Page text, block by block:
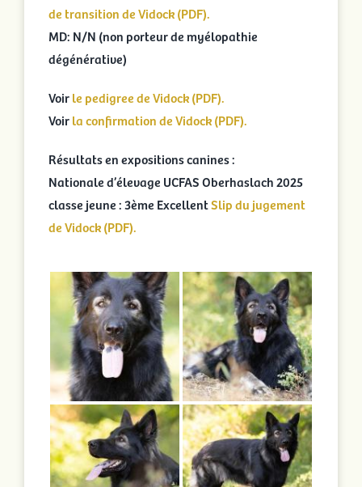
de transition de Vidock (PDF).
MD: N/N (non porteur de myélopathie
dégénérative)
Voirle pedigree de Vidock (PDF).
Voirla confirmation de Vidock (PDF).
Résultats en expositions canines :
Nationale d’élevage UCFAS Oberhaslach 2025
classe jeune : 3ème ExcellentSlip du jugement
de Vidock (PDF).